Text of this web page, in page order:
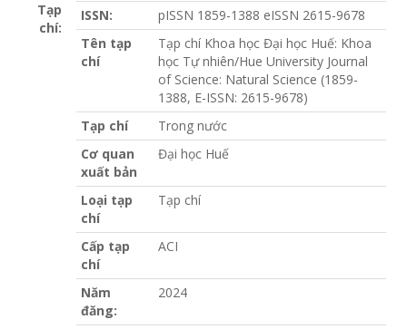
Tạp
chí:
ISSN:
pISSN 1859-1388 eISSN 2615-9678
Tên tạp
chí
Tạp chí Khoa học Đại học Huế: Khoa
học Tự nhiên/Hue University Journal
of Science: Natural Science (1859-
1388, E-ISSN: 2615-9678)
Tạp chí
Trong nước
Cơ quan
xuất bản
Đại học Huế
Loại tạp
chí
Tạp chí
Cấp tạp
chí
ACI
Năm
đăng:
2024